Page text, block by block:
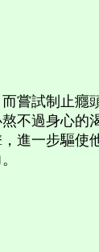
試制止癮
不過身心
進一步驅